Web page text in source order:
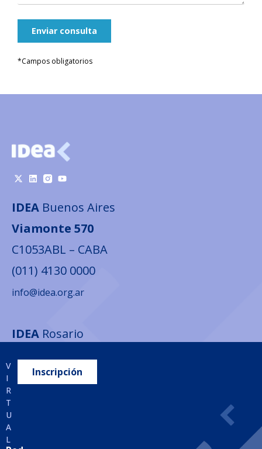
V
I
R
T
U
A
L
Inscripción
Enviar consulta
*Campos obligatorios
IDEA Buenos Aires
Viamonte 570
C1053ABL – CABA
(011) 4130 0000
info@idea.org.ar
IDEA Rosario
S2000ATT – Rosario